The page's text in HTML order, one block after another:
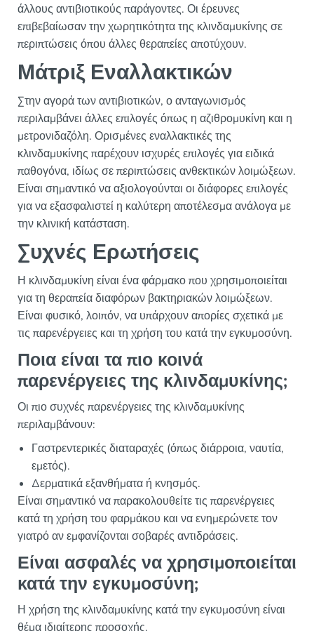
άλλους αντιβιοτικούς παράγοντες. Οι έρευνες
επιβεβαίωσαν την χωρητικότητα της κλινδαμυκίνης σε
περιπτώσεις όπου άλλες θεραπείες αποτύχουν.
Μάτριξ Εναλλακτικών
Στην αγορά των αντιβιοτικών, ο ανταγωνισμός
περιλαμβάνει άλλες επιλογές όπως η αζιθρομυκίνη και η
μετρονιδαζόλη. Ορισμένες εναλλακτικές της
κλινδαμυκίνης παρέχουν ισχυρές επιλογές για ειδικά
παθογόνα, ιδίως σε περιπτώσεις ανθεκτικών λοιμώξεων.
Είναι σημαντικό να αξιολογούνται οι διάφορες επιλογές
για να εξασφαλιστεί η καλύτερη αποτέλεσμα ανάλογα με
την κλινική κατάσταση.
Συχνές Ερωτήσεις
Η κλινδαμυκίνη είναι ένα φάρμακο που χρησιμοποιείται
για τη θεραπεία διαφόρων βακτηριακών λοιμώξεων.
Είναι φυσικό, λοιπόν, να υπάρχουν απορίες σχετικά με
τις παρενέργειες και τη χρήση του κατά την εγκυμοσύνη.
Ποια είναι τα πιο κοινά
παρενέργειες της κλινδαμυκίνης;
Οι πιο συχνές παρενέργειες της κλινδαμυκίνης
περιλαμβάνουν:
Γαστρεντερικές διαταραχές (όπως διάρροια, ναυτία,
εμετός).
Δερματικά εξανθήματα ή κνησμός.
Είναι σημαντικό να παρακολουθείτε τις παρενέργειες
κατά τη χρήση του φαρμάκου και να ενημερώνετε τον
γιατρό αν εμφανίζονται σοβαρές αντιδράσεις.
Είναι ασφαλές να χρησιμοποιείται
κατά την εγκυμοσύνη;
Η χρήση της κλινδαμυκίνης κατά την εγκυμοσύνη είναι
θέμα ιδιαίτερης προσοχής.